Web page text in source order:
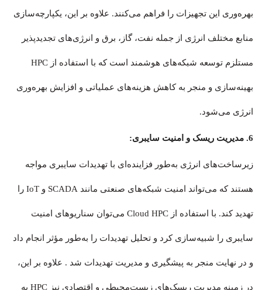
بهره‌وری این تجهیزات را فراهم می‌کنند. علاوه بر این، یکپارچه‌سازی
منابع مختلف انرژی از جمله نفت، گاز، برق و انرژی‌های تجدیدپذیر
مستلزم توسعه شبکه‌های هوشمند است که با استفاده از HPC
بهینه‌سازی و منجر به کاهش هزینه‌های عملیاتی و افزایش بهره‌وری
انرژی می‌شود.
6. مدیریت ریسک و امنیت سایبری:
زیرساخت‌های انرژی به‌طور فزاینده‌ای با تهدیدات سایبری مواجه
هستند که می‌تواند امنیت شبکه‌های صنعتی مانند SCADA و IoT را
تهدید کند. با استفاده از Cloud HPC می‌توان سناریوهای امنیت
سایبری را شبیه‌سازی کرد و تحلیل تهدیدات را به‌طور مؤثر انجام داد
و در نهایت منجر به پیشگیری و مدیریت تهدیدات شد . علاوه بر این،
در زمینه مدیریت ریسک‌های زیست‌محیطی و اقتصادی نیز HPC به